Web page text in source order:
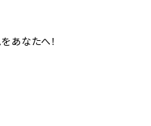
あなたへ！